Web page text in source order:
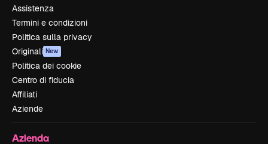
Assistenza
Termini e condizioni
Politica sulla privacy
Originali New
Politica dei cookie
Centro di fiducia
Affiliati
Aziende
Azienda